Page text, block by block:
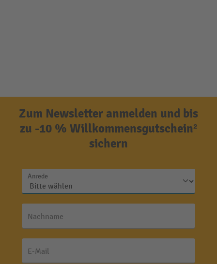
Zum Newsletter anmelden und bis
zu -10 % Willkommensgutschein²
sichern
Anrede
Nachname
E-Mail